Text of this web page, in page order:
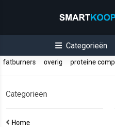
Categorieën
fatburners overig proteine
Categorieën
Home